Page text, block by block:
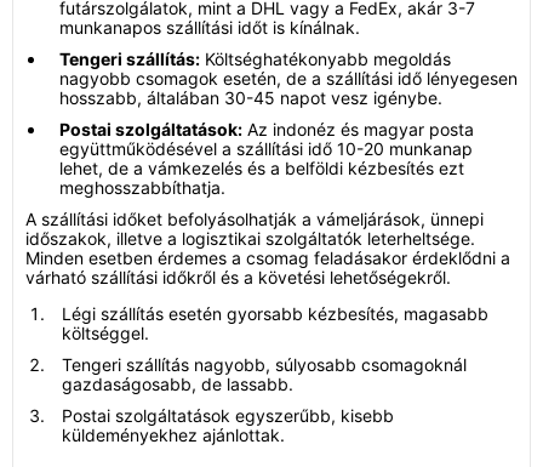
futárszolgálatok, mint a DHL vagy a FedEx, akár 3-7
munkanapos szállítási időt is kínálnak.
Tengeri szállítás: Költséghatékonyabb megoldás
nagyobb csomagok esetén, de a szállítási idő lényegesen
hosszabb, általában 30-45 napot vesz igénybe.
Postai szolgáltatások: Az indonéz és magyar posta
együttműködésével a szállítási idő 10-20 munkanap
lehet, de a vámkezelés és a belföldi kézbesítés ezt
meghosszabbíthatja.
A szállítási időket befolyásolhatják a vámeljárások, ünnepi
időszakok, illetve a logisztikai szolgáltatók leterheltsége.
Minden esetben érdemes a csomag feladásakor érdeklődni a
várható szállítási időkről és a követési lehetőségekről.
Légi szállítás esetén gyorsabb kézbesítés, magasabb
költséggel.
Tengeri szállítás nagyobb, súlyosabb csomagoknál
gazdaságosabb, de lassabb.
Postai szolgáltatások egyszerűbb, kisebb
küldeményekhez ajánlottak.